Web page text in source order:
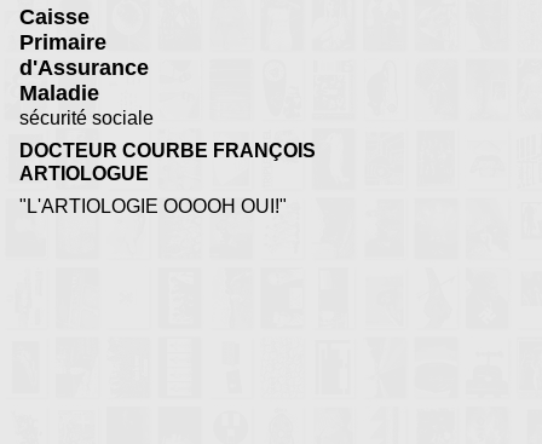
Caisse
Primaire
d'Assurance
Maladie
sécurité sociale
DOCTEUR COURBE FRANÇOIS
ARTIOLOGUE
"L'ARTIOLOGIE OOOOH OUI!"